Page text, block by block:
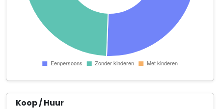
Targo Media
Watervalplein 472
Waterspiegelplein 74
Vocal stem- & zangschool
Haarlemmerweg 315
Koop / Huur